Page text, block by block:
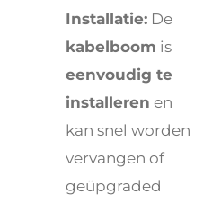
Installatie: De
kabelboom is
eenvoudig te
installeren en
kan snel worden
vervangen of
geüpgraded